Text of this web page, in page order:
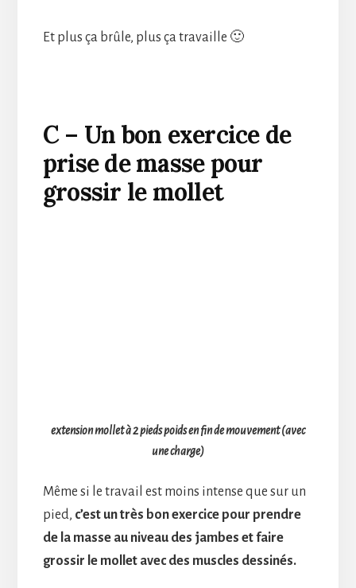
Et plus ça brûle, plus ça travaille 🙂
C – Un bon exercice de
prise de masse pour
grossir le mollet
extension mollet à 2 pieds poids en fin de mouvement (avec
une charge)
Même si le travail est moins intense que sur un
pied, c’est un très bon exercice pour prendre
de la masse au niveau des jambes et faire
grossir le mollet avec des muscles dessinés.